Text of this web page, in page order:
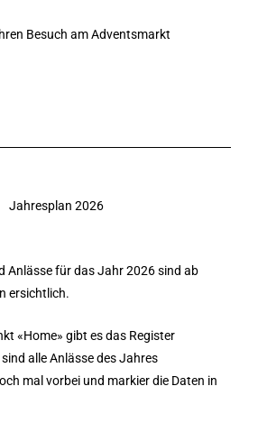
Besuch am Adventsmarkt
Jahresplan 2026
Anlässe für das Jahr 2026 sind ab
ersichtlich.
«Home» gibt es das Register
sind alle Anlässe des Jahres
mal vorbei und markier die Daten in